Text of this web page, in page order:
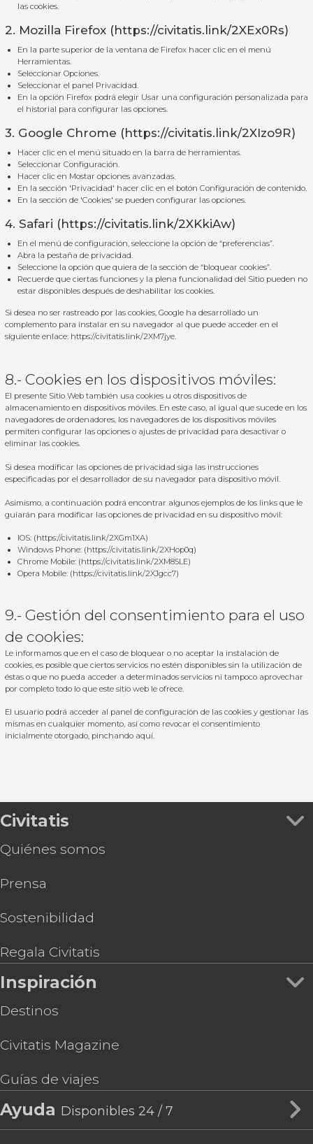
las cookies.
2. Mozilla Firefox (https://civitatis.link/2XEx0Rs)
En la parte superior de la ventana de Firefox hacer clic en el menú
Herramientas.
Seleccionar Opciones.
Seleccionar el panel Privacidad.
En la opción Firefox podrá elegir Usar una configuración personalizada para
el historial para configurar las opciones.
3. Google Chrome (https://civitatis.link/2XIzo9R)
Hacer clic en el menú situado en la barra de herramientas.
Seleccionar Configuración.
Hacer clic en Mostar opciones avanzadas.
En la sección 'Privacidad' hacer clic en el botón Configuración de contenido.
En la sección de 'Cookies' se pueden configurar las opciones.
4. Safari (https://civitatis.link/2XKkiAw)
En el menú de configuración, seleccione la opción de “preferencias”.
Abra la pestaña de privacidad.
Seleccione la opción que quiera de la sección de “bloquear cookies”.
Recuerde que ciertas funciones y la plena funcionalidad del Sitio pueden no
estar disponibles después de deshabilitar los cookies.
Si desea no ser rastreado por las cookies, Google ha desarrollado un
complemento para instalar en su navegador al que puede acceder en el
siguiente enlace: https://civitatis.link/2XM7jye.
8.- Cookies en los dispositivos móviles:
El presente Sitio Web también usa cookies u otros dispositivos de
almacenamiento en dispositivos móviles. En este caso, al igual que sucede en los
navegadores de ordenadores, los navegadores de los dispositivos móviles
permiten configurar las opciones o ajustes de privacidad para desactivar o
eliminar las cookies.
Si desea modificar las opciones de privacidad siga las instrucciones
especificadas por el desarrollador de su navegador para dispositivo móvil.
Asimismo, a continuación podrá encontrar algunos ejemplos de los links que le
guiarán para modificar las opciones de privacidad en su dispositivo móvil:
IOS: (https://civitatis.link/2XGm1XA)
Windows Phone: (https://civitatis.link/2XHop0q)
Chrome Mobile: (https://civitatis.link/2XM85LE)
Opera Mobile: (https://civitatis.link/2XJgcc7)
9.- Gestión del consentimiento para el uso
de cookies:
Le informamos que en el caso de bloquear o no aceptar la instalación de
cookies, es posible que ciertos servicios no estén disponibles sin la utilización de
éstas o que no pueda acceder a determinados servicios ni tampoco aprovechar
por completo todo lo que este sitio web le ofrece.
El usuario podrá acceder al panel de configuración de las cookies y gestionar las
mismas en cualquier momento, así como revocar el consentimiento
inicialmente otorgado, pinchando aquí.
Civitatis
Quiénes somos
Prensa
Sostenibilidad
Regala Civitatis
Inspiración
Destinos
Civitatis Magazine
Guías de viajes
Ayuda Disponibles 24 / 7